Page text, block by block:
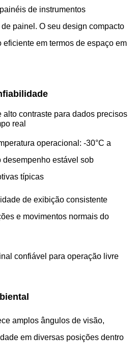
de instrumentos
painel. O seu design compacto
em termos de espaço em
alto contraste para dados precisos
real
operacional: -30°C a
desempenho estável sob
típicas
de exibição consistente
e movimentos normais do
confiável para operação livre
amplos ângulos de visão,
em diversas posições dentro